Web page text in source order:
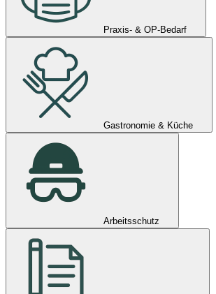
Praxis- & OP-Bedarf
Gastronomie & Küche
Arbeitsschutz